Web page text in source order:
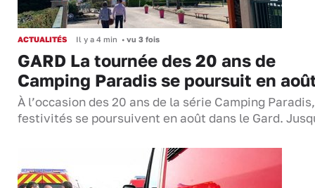
ACTUALITÉS Il y a 4 min • vu 3 fois
GARD La tournée des 20 ans de
Camping Paradis se poursuit en
À l’occasion des 20 ans de la série Camping
festivités se poursuivent en août dans le Gard.